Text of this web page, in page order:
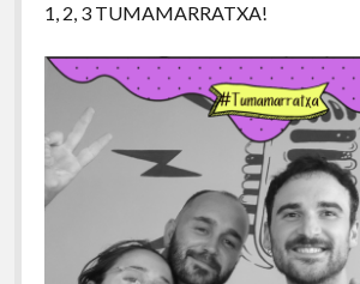
1, 2, 3 TUMAMARRATXA!